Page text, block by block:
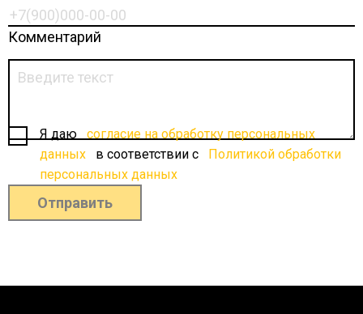
Комментарий
Я даю
согласие на обработку персональных
данных
в соответствии с
Политикой обработки
персональных данных
Отправить